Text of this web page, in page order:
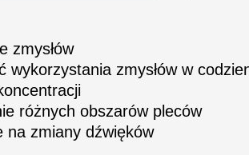
zmysłów
wykorzystania zmysłów w
różnych obszarów pleców
na zmiany dźwięków